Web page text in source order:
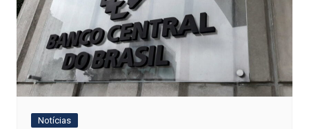
Notícias